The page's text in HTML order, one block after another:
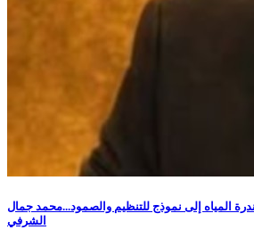
المياه إلى نموذج للتنظيم والصمود...محمد جمال
الشرفي